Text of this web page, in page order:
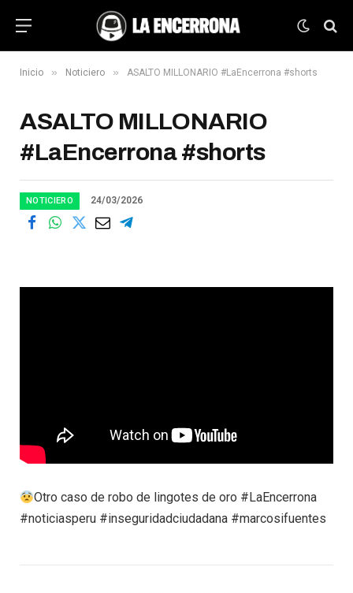
Inicio » Noticiero » ASALTO MILLONARIO #LaEncerrona #shorts
ASALTO MILLONARIO
#LaEncerrona #shorts
NOTICIERO 24/03/2026
Otro caso de robo de lingotes de oro #LaEncerrona
#noticiasperu #inseguridadciudadana #marcosifuentes